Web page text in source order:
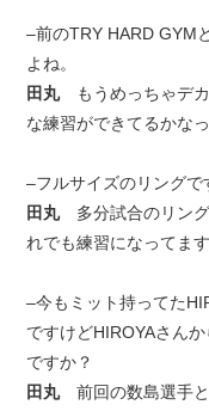
–前のTRY HARD GYM
よね。
田丸 もうめっちゃデ
な練習ができてるかな
–フルサイズのリングで
田丸 多分試合のリン
れでも練習になってます
–今もミット持ってた
ですけどHIROYAさん
ですか？
田丸前回の数島選手